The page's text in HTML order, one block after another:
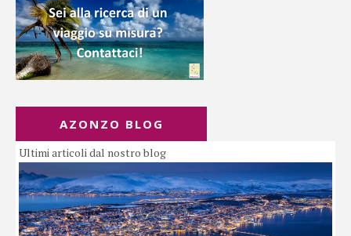
AZONZO BLOG
Ultimi articoli dal nostro blog